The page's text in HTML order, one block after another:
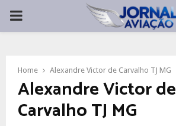
PRIMARY
Home Alexandre Victor de Carvalho TJ MG
Alexandre Victor de
Carvalho TJ MG